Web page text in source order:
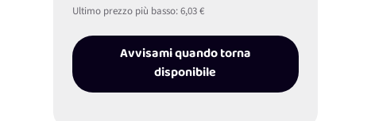
Ultimo prezzo più basso:6,03 €
Avvisami quando torna
disponibile